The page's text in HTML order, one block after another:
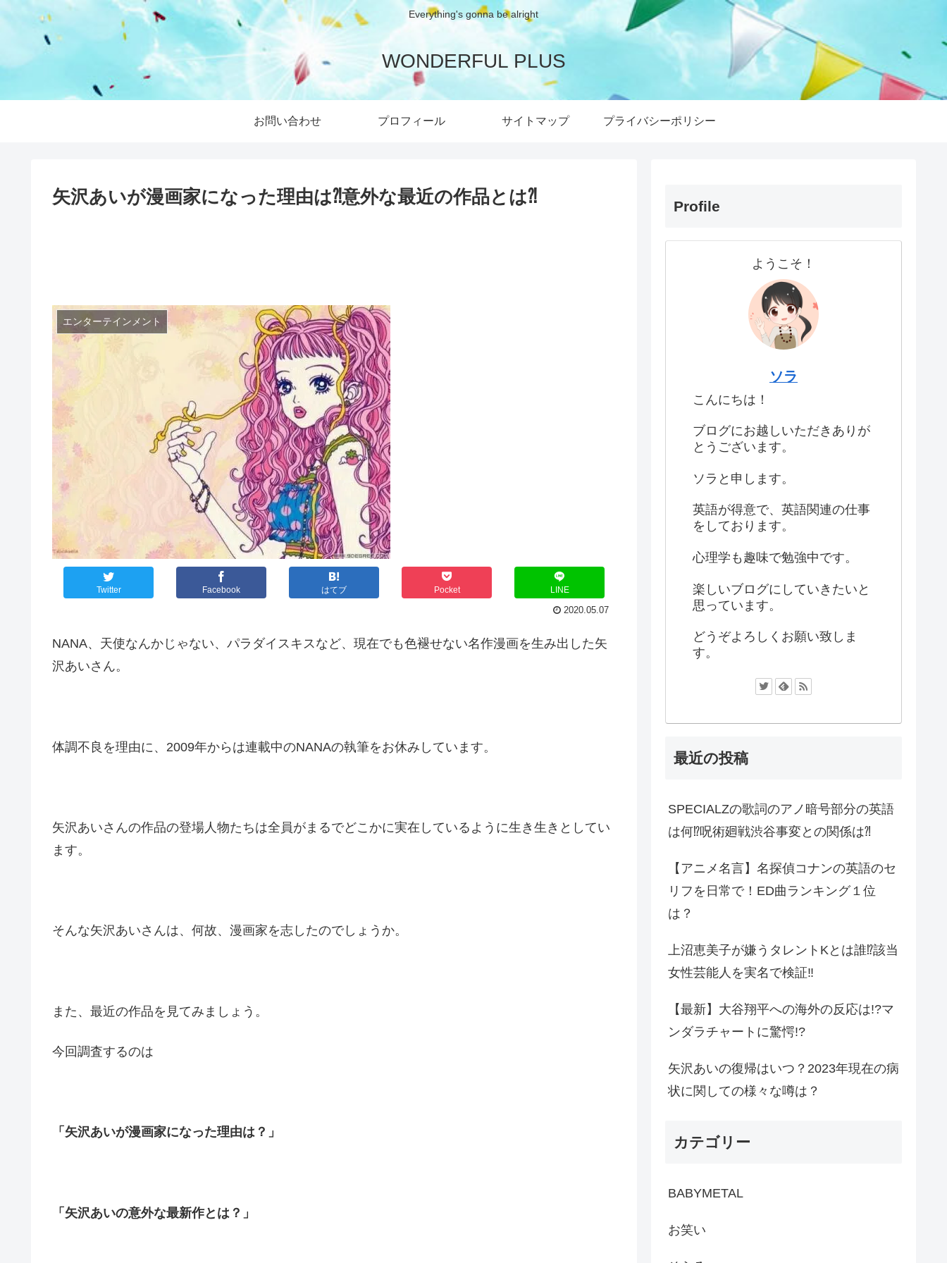
Everything's gonna be alright
WONDERFUL PLUS
お問い合わせ プロフィール サイトマップ プライバシーポリシー
矢沢あいが漫画家になった理由は⁈意外な最近の作品とは⁈
エンターテインメント
Twitter Facebook はてブ Pocket LINE
2020.05.07
NANA、天使なんかじゃない、パラダイスキスなど、現在でも色褪せない名作漫画を生み出した矢
沢あいさん。
体調不良を理由に、2009年からは連載中のNANAの執筆をお休みしています。
矢沢あいさんの作品の登場人物たちは全員がまるでどこかに実在しているように生き生きとしてい
ます。
そんな矢沢あいさんは、何故、漫画家を志したのでしょうか。
また、最近の作品を見てみましょう。
今回調査するのは
「矢沢あいが漫画家になった理由は？」
「矢沢あいの意外な最新作とは？」
Profile
ようこそ！
ソラ
こんにちは！
ブログにお越しいただきありが
とうございます。
ソラと申します。
英語が得意で、英語関連の仕事
をしております。
心理学も趣味で勉強中です。
楽しいブログにしていきたいと
思っています。
どうぞよろしくお願い致しま
す。
最近の投稿
SPECIALZの歌詞のアノ暗号部分の英語
は何⁉︎呪術廻戦渋谷事変との関係は⁈
【アニメ名言】名探偵コナンの英語のセ
リフを日常で！ED曲ランキング１位
は？
上沼恵美子が嫌うタレントKとは誰⁉︎該当
女性芸能人を実名で検証‼︎
【最新】大谷翔平への海外の反応は!?マ
ンダラチャートに驚愕!?
矢沢あいの復帰はいつ？2023年現在の病
状に関しての様々な噂は？
カテゴリー
BABYMETAL
お笑い